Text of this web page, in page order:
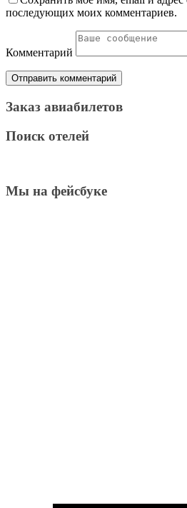
последующих моих комментариев.
Комментарий
Заказ авиабилетов
Поиск отелей
Мы на фейсбуке